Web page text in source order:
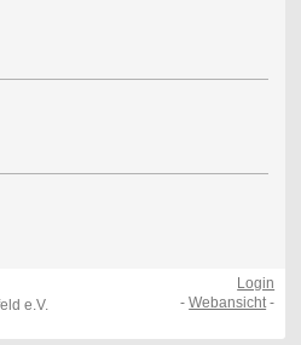
e.V.
Login
-Webansicht-